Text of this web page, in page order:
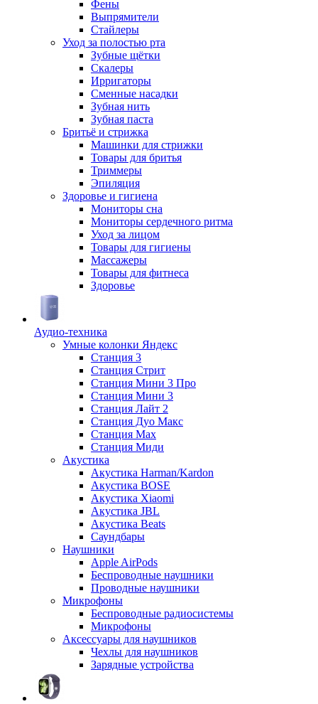
Фены
Выпрямители
Стайлеры
Уход за полостью рта
Зубные щётки
Скалеры
Ирригаторы
Сменные насадки
Зубная нить
Зубная паста
Бритьё и стрижка
Машинки для стрижки
Товары для бритья
Триммеры
Эпиляция
Здоровье и гигиена
Мониторы сна
Мониторы сердечного ритма
Уход за лицом
Товары для гигиены
Массажеры
Товары для фитнеса
Здоровье
Аудио-техника
Умные колонки Яндекс
Станция 3
Станция Стрит
Станция Мини 3 Про
Станция Мини 3
Станция Лайт 2
Станция Дуо Макс
Станция Max
Станция Миди
Акустика
Акустика Harman/Kardon
Акустика BOSE
Акустика Xiaomi
Акустика JBL
Акустика Beats
Саундбары
Наушники
Apple AirPods
Беспроводные наушники
Проводные наушники
Микрофоны
Беспроводные радиосистемы
Микрофоны
Аксессуары для наушников
Чехлы для наушников
Зарядные устройства